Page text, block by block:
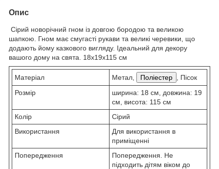
Опис
Сірий новорічний гном із довгою бородою та великою
шапкою. Гном має смугасті рукави та великі черевики, що
додають йому казкового вигляду. Ідеальний для декору
вашого дому на свята. 18x19x115 см
Матеріал Метал, Поліестер
, Пісок
Розмір
ширина: 18 см, довжина: 19
см, висота: 115 см
Колір
Сірий
Використання
Для використання в
приміщенні
Попередження
Попередження. Не
підходить дітям віком до